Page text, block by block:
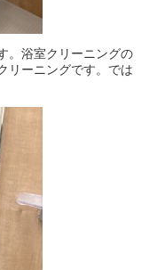
。浴室クリーニングの
リーニングです。では